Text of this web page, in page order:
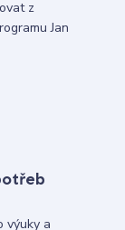
z
Jan
výuky a